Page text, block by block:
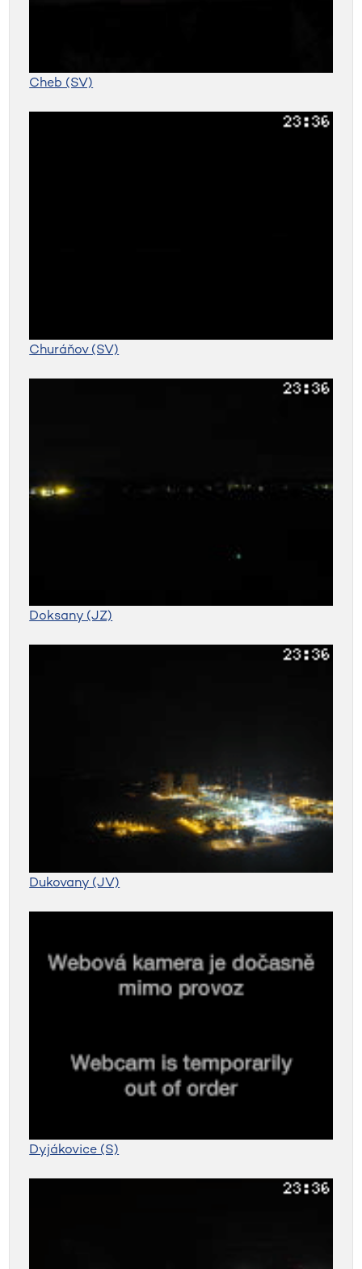
Cheb (SV)
Churáňov (SV)
Doksany (JZ)
Dukovany (JV)
Dyjákovice (S)